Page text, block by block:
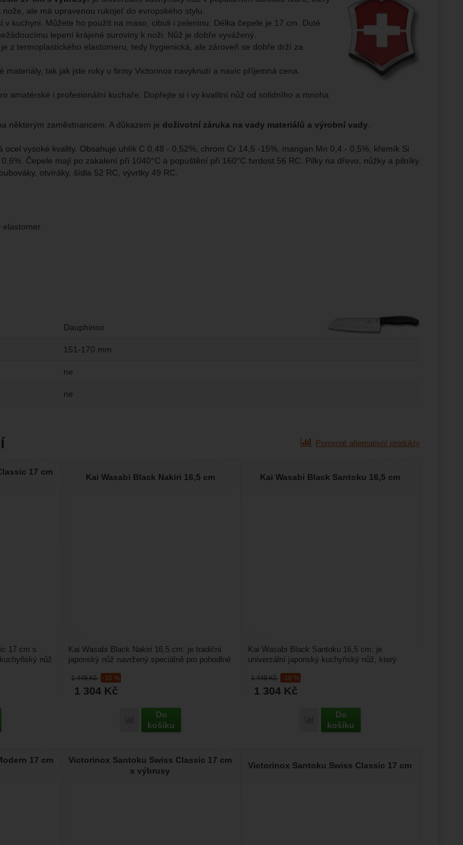
výkonu našeho webu i našich reklamních kampaní.
návštěv a zdroje návštěv našich internetových stránek.
zpracováváme souhrnně a anonymně, takže
uživatele našeho webu.
neobtěžovali nevhodnou reklamou
my nebo naši partneři, abychom vám mohli zobrazit
jak na našich stránkách, tak na stránkách třetích stran.
ale má upravenou rukojeť do evropského stylu.
v kuchyni. Můžete ho použít na maso, cibuli i zeleninu. Délka čepele je 17 cm. Duté
lepení krájené suroviny k noži. Nůž je dobře vyvážený.
z termoplastického elastomeru, tedy hygienická, ale zároveň se dobře drží za
materiály, tak jak jste roky u firmy Victorinox navyknutí a navíc příjemná cena.
amatérské i profesionální kuchaře. Dopřejte si i vy kvalitní nůž od solidního a mnoha
některým zaměstnancem. A důkazem je doživotní záruka na vady materiálů a výrobní vady
ocel vysoké kvality. Obsahuje uhlík C 0,48 - 0,52%, chrom Cr 14,5 -15%, mangan Mn 0,4 - 0,5%, křemík Si
Čepele mají po zakalení při 1040°C a popuštění při 160°C tvrdost 56 RC. Pilky na dřevo, nůžky a pilníky
otvíráky, šídla 52 RC, vývrtky 49 RC.
elastomer
Dauphinox
151-170 mm
ne
ne
Porovnat alternativní produkty
17 cm
17 cm s
nůž
Kai Wasabi Black Nakiri 16,5 cm
1 449Kč -10 %
1 304 Kč
Porovnat
Do
košíku
Kai Wasabi Black Nakiri 16,5 cm: je tradiční
japonský nůž navržený speciálně pro pohodlné
Kai Wasabi Black Santoku 16,5 cm
1 449Kč -10 %
1 304 Kč
Porovnat
Do
košíku
Kai Wasabi Black Santoku 16,5 cm: je
univerzální japonský kuchyňský nůž, který
17 cm
Victorinox Santoku Swiss Classic 17 cm
s výbrusy
Victorinox Santoku Swiss Classic 17 cm